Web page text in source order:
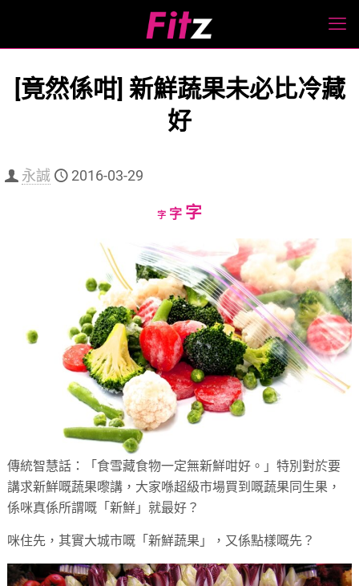
[竟然係咁] 新鮮蔬果未必比冷藏
好
永誠 2016-03-29
字Decrease
size.
字Reset
size.
字Increase
size.
傳統智慧話：「食雪藏食物一定無新鮮咁好。」特別對於要
講求新鮮嘅蔬果嚟講，大家喺超級市場買到嘅蔬果同生果，
係咪真係所謂嘅「新鮮」就最好？
咪住先，其實大城市嘅「新鮮蔬果」，又係點樣嘅先？